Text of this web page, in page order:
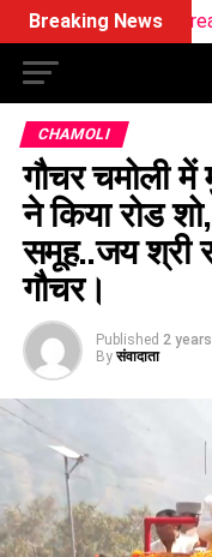
Breaking News
W Dream11
CHAMOLI
गौचर चमोली में
ने किया रोड
समूह..जय श्री
गौचर।
Published 2
By संवादाता